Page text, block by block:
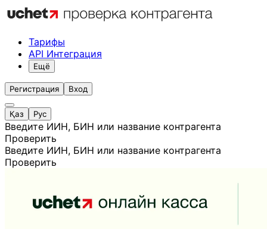
Тарифы
API Интеграция
Ещё
Регистрация Вход
Қаз Рус
Введите ИИН, БИН или название контрагента
Проверить
Введите ИИН, БИН или название контрагента
Проверить